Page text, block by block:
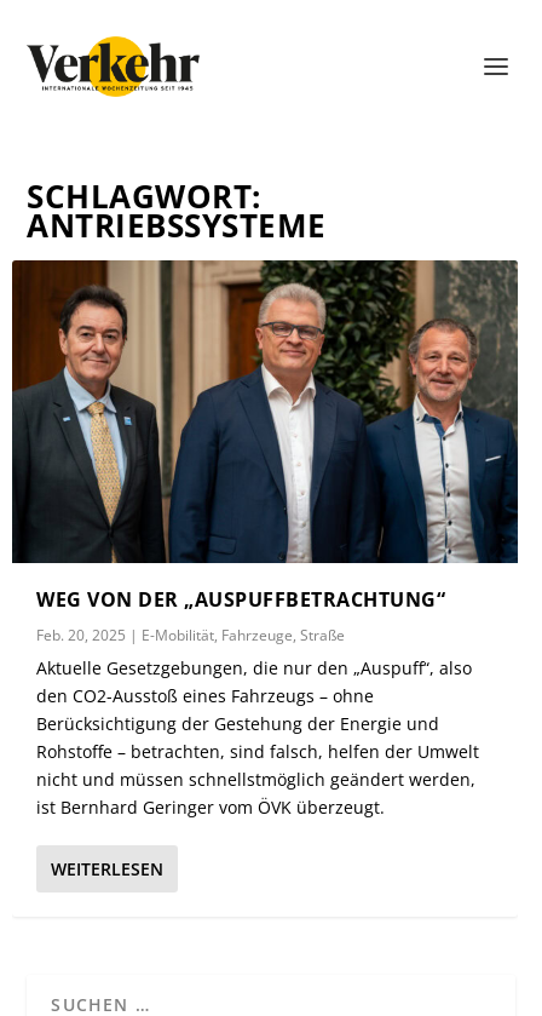
SCHLAGWORT:
ANTRIEBSSYSTEME
WEG VON DER „AUSPUFFBETRACHTUNG“
Feb. 20, 2025 | E-Mobilität, Fahrzeuge,Straße
Aktuelle Gesetzgebungen, die nur den „Auspuff“, also
den CO2-Ausstoß eines Fahrzeugs – ohne
Berücksichtigung der Gestehung der Energie und
Rohstoffe – betrachten, sind falsch, helfen der Umwelt
nicht und müssen schnellstmöglich geändert werden,
ist Bernhard Geringer vom ÖVK überzeugt.
WEITERLESEN